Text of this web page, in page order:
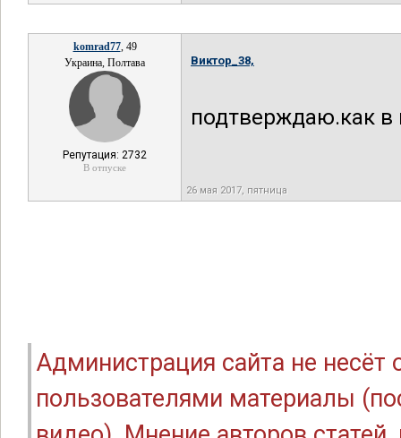
komrad77, 49
Украина, Полтава
Репутация: 2732
В отпуске
Виктор_38,
подтверждаю.как в
26 мая 2017, пятница
Администрация сайта не
пользователями материалы